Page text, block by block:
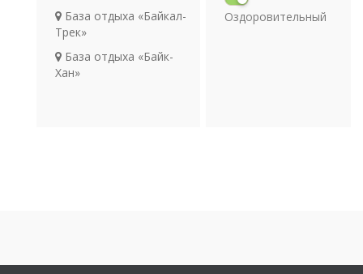
База отдыха «Байкал-
Трек»
База отдыха «Байк-
Хан»
Оздоровительный